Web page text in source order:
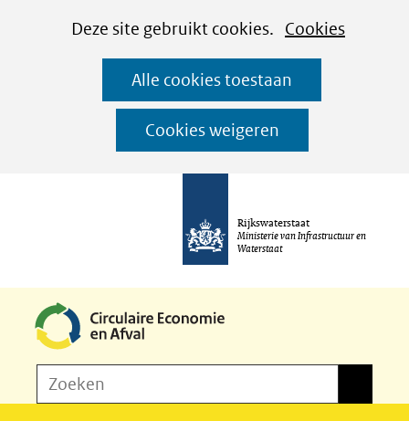
CookiesDeze site gebruikt cookies. Cookies
worden
toegestaan
geweigerd.
Alle cookies toestaan
Cookies weigeren
Ga
naar
de
inhoud
Rijkswaterstaat
Ministerie van Infrastructuur en
Waterstaat
o
Zoeken